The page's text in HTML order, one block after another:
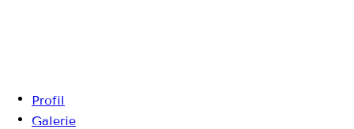
Profil
Galerie